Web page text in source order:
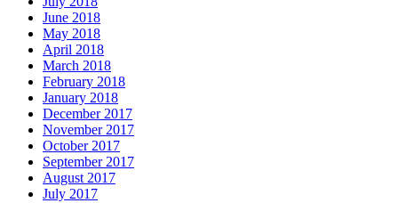
June 2018
May 2018
April 2018
March 2018
February 2018
January 2018
December 2017
November 2017
October 2017
September 2017
August 2017
July 2017